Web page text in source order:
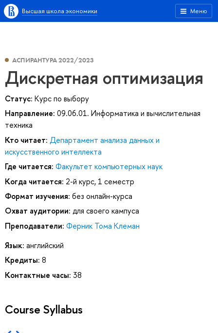
Меню
Высшая школа экономики
АСПИРАНТУРА 2022/2023
Дискретная оптимизация
Статус: Курс по выбору
Направление: 09.06.01. Информатика и вычислительная
техника
Кто читает: Департамент анализа данных и
искусственного интеллекта
Где читается: Факультет компьютерных наук
Когда читается: 2-й курс, 1 семестр
Формат изучения: без онлайн-курса
Охват аудитории: для своего кампуса
Преподаватели: Ферник Тома Клеман
Язык: английский
Кредиты: 8
Контактные часы: 38
Course Syllabus